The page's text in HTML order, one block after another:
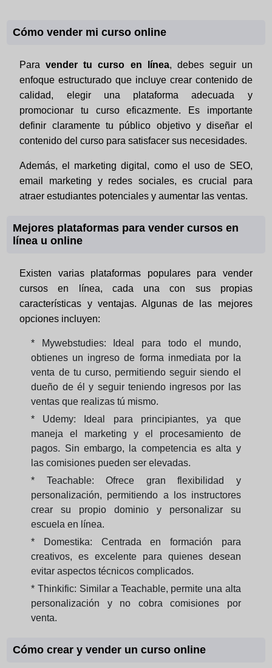
Cómo vender mi curso online
Paravender tu curso en línea, debes seguir un
enfoque estructurado que incluye crear contenido de
calidad, elegir una plataforma adecuada y
promocionar tu curso eficazmente. Es importante
definir claramente tu público objetivo y diseñar el
contenido del curso para satisfacer sus necesidades.
Además, el marketing digital, como el uso de SEO,
email marketing y redes sociales, es crucial para
atraer estudiantes potenciales y aumentar las ventas.
Mejores plataformas para vender cursos en
línea u online
Existen varias plataformas populares para vender
cursos en línea, cada una con sus propias
características y ventajas. Algunas de las mejores
opciones incluyen:
* Mywebstudies: Ideal para todo el mundo,
obtienes un ingreso de forma inmediata por la
venta de tu curso, permitiendo seguir siendo el
dueño de él y seguir teniendo ingresos por las
ventas que realizas tú mismo.
* Udemy: Ideal para principiantes, ya que
maneja el marketing y el procesamiento de
pagos. Sin embargo, la competencia es alta y
las comisiones pueden ser elevadas.
* Teachable: Ofrece gran flexibilidad y
personalización, permitiendo a los instructores
crear su propio dominio y personalizar su
escuela en línea.
* Domestika: Centrada en formación para
creativos, es excelente para quienes desean
evitar aspectos técnicos complicados.
* Thinkific: Similar a Teachable, permite una alta
personalización y no cobra comisiones por
venta.
Cómo crear y vender un curso online